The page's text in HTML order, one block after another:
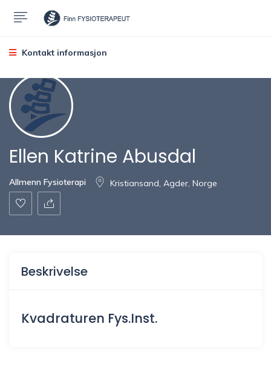
Kontakt informasjon
Ellen Katrine Abusdal
Allmenn Fysioterapi Kristiansand, Agder, Norge
Beskrivelse
Kvadraturen Fys.Inst.